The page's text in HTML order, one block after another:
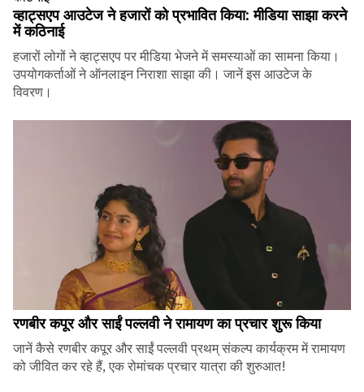
व्हाट्सएप आउटेज ने हजारों को प्रभावित किया: मीडिया साझा करने
में कठिनाई
हजारों लोगों ने व्हाट्सएप पर मीडिया भेजने में समस्याओं का सामना किया।
उपयोगकर्ताओं ने ऑनलाइन निराशा साझा की। जानें इस आउटेज के
विवरण।
रणबीर कपूर और साईं पल्लवी ने रामायण का प्रचार शुरू किया
जानें कैसे रणबीर कपूर और साईं पल्लवी प्रथम् संकल्प कार्यक्रम में रामायण
को जीवित कर रहे हैं, एक रोमांचक प्रचार यात्रा की शुरुआत!